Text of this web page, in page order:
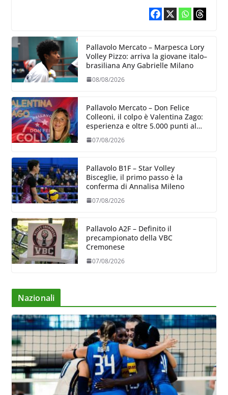
Pallavolo Mercato – Marpesca Lory
Volley Pizzo: arriva la giovane italo–
brasiliana Any Gabrielle Milano
08/08/2026
Pallavolo Mercato – Don Felice
Colleoni, il colpo è Valentina Zago:
esperienza e oltre 5.000 punti al
07/08/2026
Pallavolo B1F – Star Volley
Bisceglie, il primo passo è la
conferma di Annalisa Mileno
07/08/2026
Pallavolo A2F – Definito il
precampionato della VBC
Cremonese
07/08/2026
Nazionali